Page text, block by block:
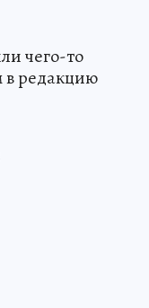
чего-то
в редакцию